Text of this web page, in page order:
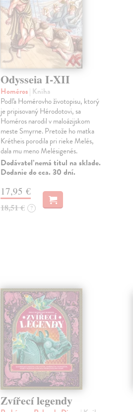
Odysseia I-XII
Homéros| Kniha
Podľa Homérovho životopisu, ktorý
je pripisovaný Hérodotovi, sa
Homéros narodil v maloázijskom
meste Smyrne. Pretože ho matka
Krétheis porodila pri rieke Melés,
dala mu meno Melésigenés.
Dodávateľ nemá titul na sklade.
Dodanie do cca. 30 dní.
17,95 €
18,51 € ?
Zvířecí legendy